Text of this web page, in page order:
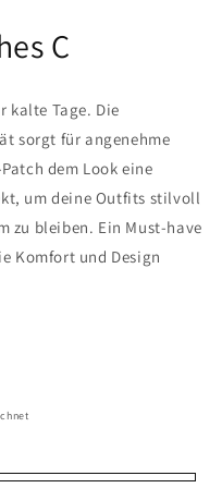
C
kalte Tage. Die
sorgt für angenehme
dem Look eine
um deine Outfits stilvoll
zu bleiben. Ein Must-have
Komfort und Design